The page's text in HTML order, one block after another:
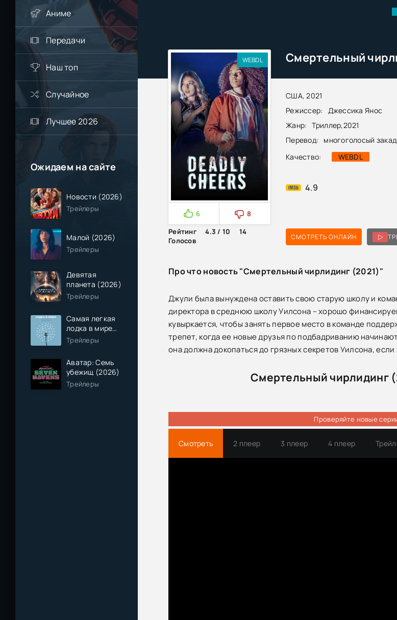
Аниме
Передачи
Наш топ
Случайное
Лучшее 2026
Ожидаем на сайте
Новости (2026)
Трейлеры
Малой (2026)
Трейлеры
Девятая
планета (2026)
Трейлеры
Самая легкая
лодка в мире
(2026)
Трейлеры
Аватар: Семь
убежищ (2026)
Трейлеры
Смертельный
США, 2021
Режиссер:
Джессика Янос
Жанр:
Триллер,2021
Перевод:
многоголосый
Качество:
WEBDL
4.9
WEBDL
6
8
Рейтинг
4.3 / 10
14
Голосов
СМОТРЕТЬ ОНЛАЙН
Про что новость "Смертельный чирлидинг (2021)"
Джули была вынуждена оставить свою старую школу и
директора в среднюю школу Уилсона – хорошо
кувыркается, чтобы занять первое место в команде
трепет, когда ее новые друзья по подбадриванию
она должна докопаться до грязных секретов Уилсона,
Смертельный чирлидинг
Проверяйте новые
Смотреть 2 плеер 3 плеер 4 плеер